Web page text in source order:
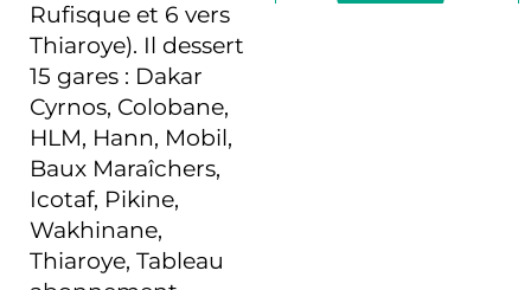
Rufisque et 6 vers
Thiaroye). Il dessert
15 gares : Dakar
Cyrnos, Colobane,
HLM, Hann, Mobil,
Baux Maraîchers,
Icotaf, Pikine,
Wakhinane,
Thiaroye, Tableau